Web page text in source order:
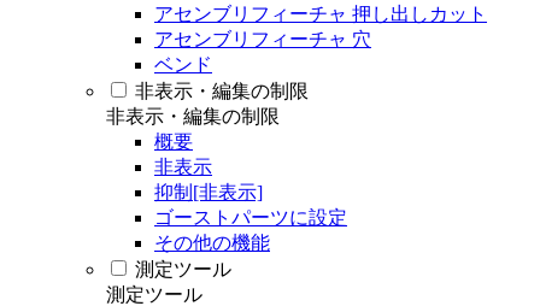
アセンブリフィーチャ 押し出しカット
アセンブリフィーチャ 穴
ベンド
非表示・編集の制限
非表示・編集の制限
概要
非表示
抑制[非表示]
ゴーストパーツに設定
その他の機能
測定ツール
測定ツール